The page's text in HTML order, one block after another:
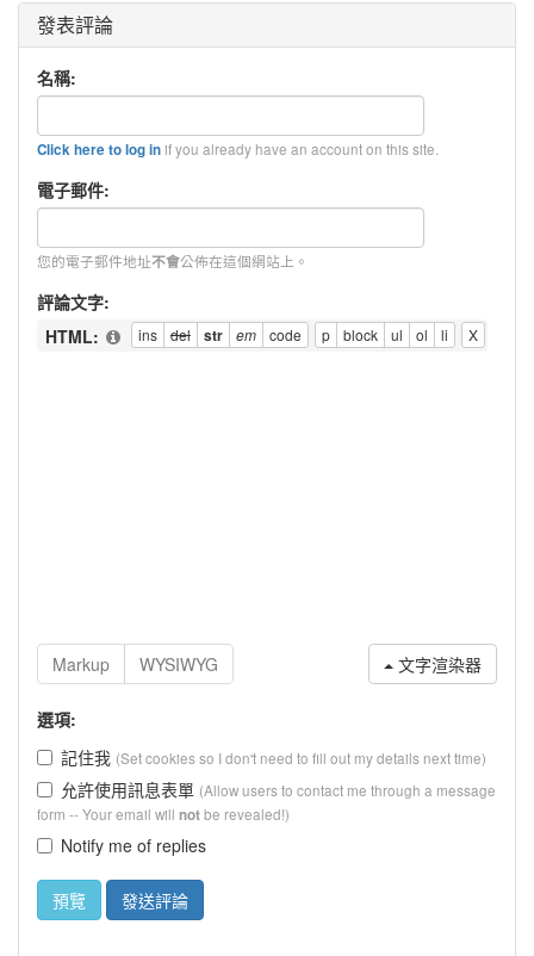
發表評論
名稱:
Click here to log inif you already have an account on this site.
電子郵件:
您的電子郵件地址不會公佈在這個網站上。
評論文字:
HTML:
文字渲染器
選項:
記住我 (Set cookies so I don't need to fill out my details next time)
允許使用訊息表單 (Allow users to contact me through a message
form -- Your email will notbe revealed!)
Notify me of replies